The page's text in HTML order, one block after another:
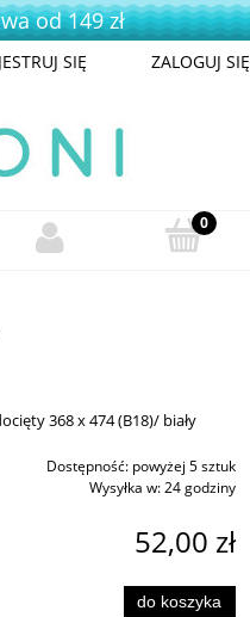
od 149 zł
SIĘ ZALOGUJ SIĘ
368 x 474 (B18)/ biały
Dostępność: powyżej 5 sztuk
Wysyłka w:24 godziny
52,00 zł
do koszyka